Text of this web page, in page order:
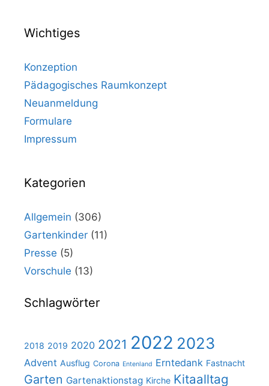
Wichtiges
Konzeption
Pädagogisches Raumkonzept
Neuanmeldung
Formulare
Impressum
Kategorien
Allgemein (306)
Gartenkinder (11)
Presse (5)
Vorschule (13)
Schlagwörter
2018 2019 2020 2021 2022 2023
Advent Ausflug Corona Entenland Erntedank Fastnacht
Garten Gartenaktionstag Kirche Kitaalltag